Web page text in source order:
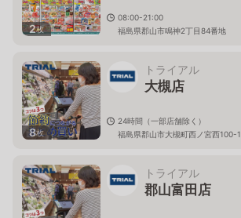
2枚
08:00-21:00
福島県郡山市鳴神2丁目84番地
8枚
トライアル
大槻店
24時間（一部店舗除く）
福島県郡山市大槻町西ノ宮西100-1
トライアル
郡山富田店